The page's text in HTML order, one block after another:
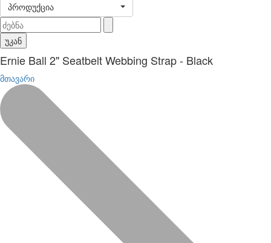
პროდუქცია
უკან
Ernie Ball 2" Seatbelt Webbing Strap - Black
მთავარი